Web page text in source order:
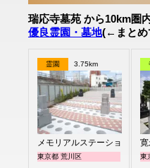
瑞応寺墓苑 から10km圏
優良霊園・墓地(←まとめ
霊園 3.75km
メモリアルステーション南千
東京都 荒川区
寛
東